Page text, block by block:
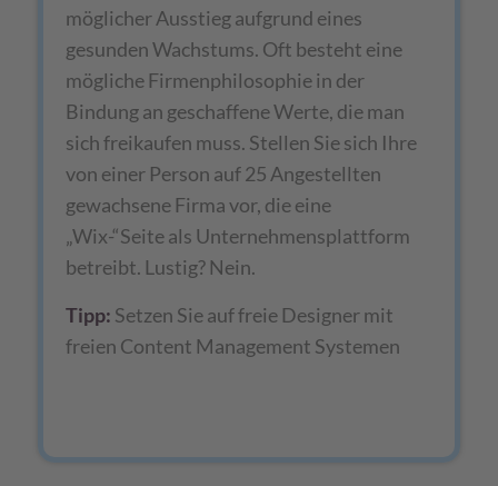
möglicher Ausstieg aufgrund eines
gesunden Wachstums. Oft besteht eine
mögliche Firmenphilosophie in der
Bindung an geschaffene Werte, die man
sich freikaufen muss. Stellen Sie sich Ihre
von einer Person auf 25 Angestellten
gewachsene Firma vor, die eine
„Wix-“Seite als Unternehmensplattform
betreibt. Lustig? Nein.
Tipp: Setzen Sie auf freie Designer mit
freien Content Management Systemen